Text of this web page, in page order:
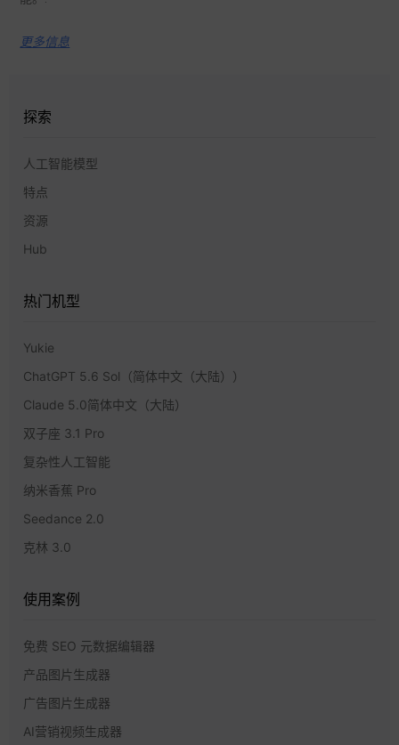
更多信息
探索
人工智能模型
特点
资源
Hub
热门机型
Yukie
ChatGPT 5.6 Sol（简体中文（大陆））
Claude 5.0简体中文（大陆）
双子座 3.1 Pro
复杂性人工智能
纳米香蕉 Pro
Seedance 2.0
克林 3.0
使用案例
免费 SEO 元数据编辑器
产品图片生成器
广告图片生成器
AI营销视频生成器